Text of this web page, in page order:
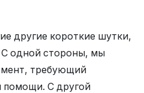
другие короткие шутки,
С одной стороны, мы
требующий
помощи. С другой